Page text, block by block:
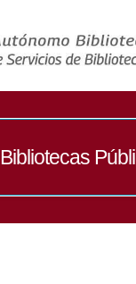
Bibliotecas